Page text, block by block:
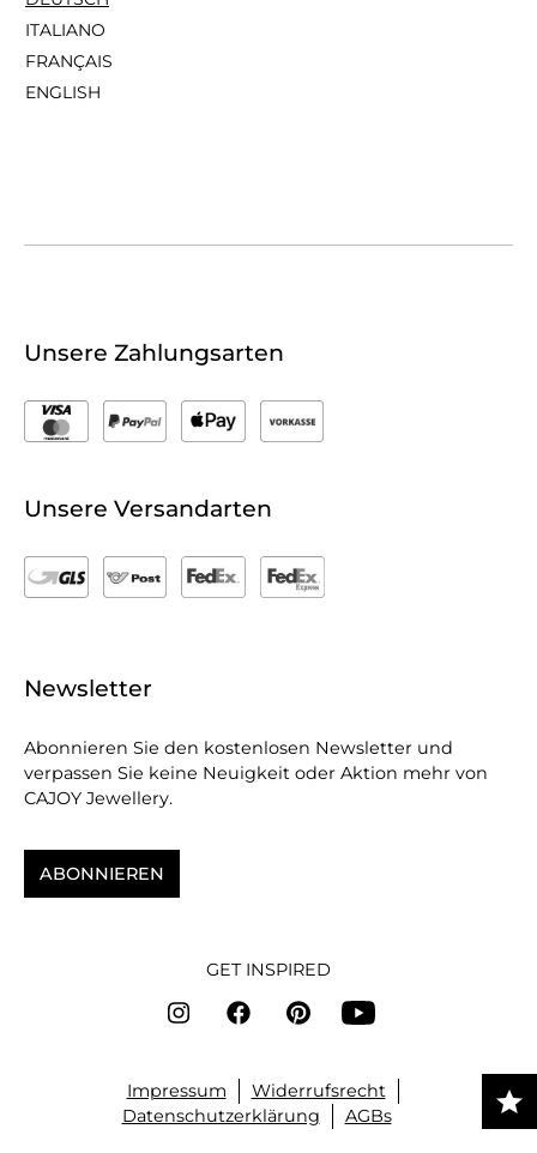
ITALIANO
FRANÇAIS
ENGLISH
Unsere Zahlungsarten
Unsere Versandarten
Newsletter
Abonnieren Sie den kostenlosen Newsletter und
verpassen Sie keine Neuigkeit oder Aktion mehr von
CAJOY Jewellery.
ABONNIEREN
GET INSPIRED
Impressum
Widerrufsrecht
Datenschutzerklärung
AGBs